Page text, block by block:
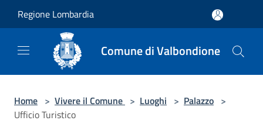
Regione Lombardia
Comune di Valbondione
Home > Vivere il Comune > Luoghi > Palazzo >
Ufficio Turistico